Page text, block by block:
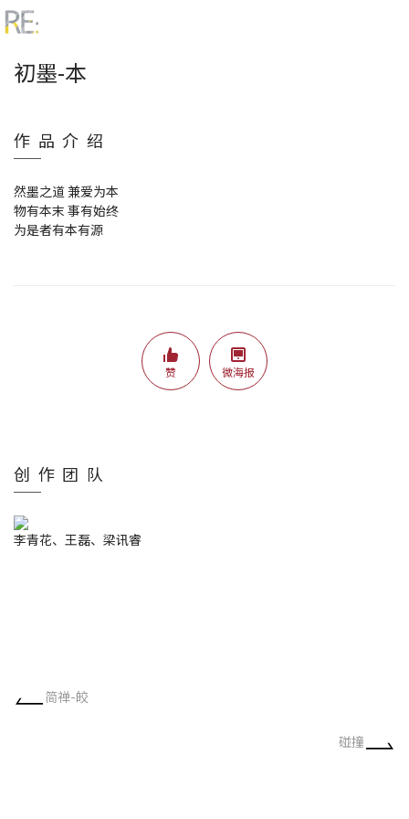
初墨-本
作品介绍
然墨之道 兼爱为本
物有本末 事有始终
为是者有本有源
赞 微海报
创作团队
李青花、王磊、梁讯睿
简禅-皎
碰撞